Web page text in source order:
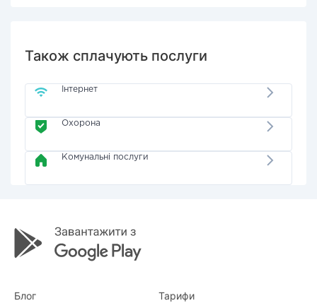
Також сплачують послуги
Інтернет
Охорона
Комунальні послуги
Блог Тарифи